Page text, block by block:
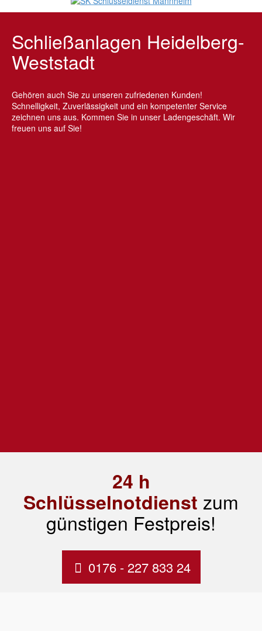
Schließanlagen Heidelberg-
Weststadt
Gehören auch Sie zu unseren zufriedenen Kunden!
Schnelligkeit, Zuverlässigkeit und ein kompetenter Service
zeichnen uns aus. Kommen Sie in unser Ladengeschäft. Wir
freuen uns auf Sie!
24 h
Schlüsselnotdienst zum
günstigen Festpreis!
0176 - 227 833 24